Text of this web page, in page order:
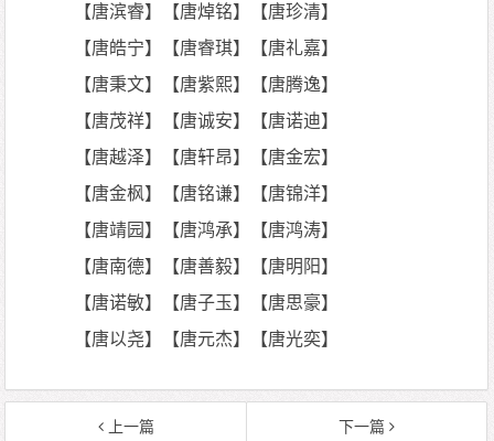
【唐滨睿】【唐焯铭】【唐珍清】
【唐皓宁】【唐睿琪】【唐礼嘉】
【唐秉文】【唐紫熙】【唐腾逸】
【唐茂祥】【唐诚安】【唐诺迪】
【唐越泽】【唐轩昂】【唐金宏】
【唐金枫】【唐铭谦】【唐锦洋】
【唐靖园】【唐鸿承】【唐鸿涛】
【唐南德】【唐善毅】【唐明阳】
【唐诺敏】【唐子玉】【唐思豪】
【唐以尧】【唐元杰】【唐光奕】
上一篇
下一篇